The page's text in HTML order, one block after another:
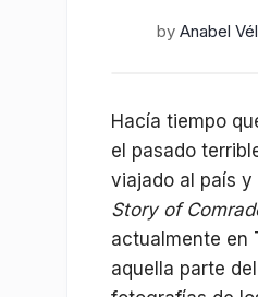
by Anabel
Hacía tiempo
el pasado
viajado al país
Story of
actualmente en
aquella parte